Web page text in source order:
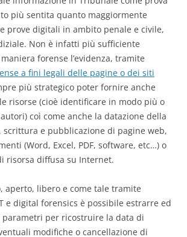
più sentita quanto maggiormente
prove digitali in ambito penale e civile,
Non è infatti più sufficiente
forense l’evidenza, tramite
a fini legali delle pagine o dei siti
più strategico poter fornire anche
risorse (cioè identificare in modo più o
coì come anche la datazione della
scrittura e pubblicazione di pagine web,
(Word, Excel, PDF, software, etc…) o
risorsa diffusa su Internet.
aperto, libero e come tale tramite
e digital forensics è possibile estrarre ed
per ricostruire la data di
modifiche o cancellazione di